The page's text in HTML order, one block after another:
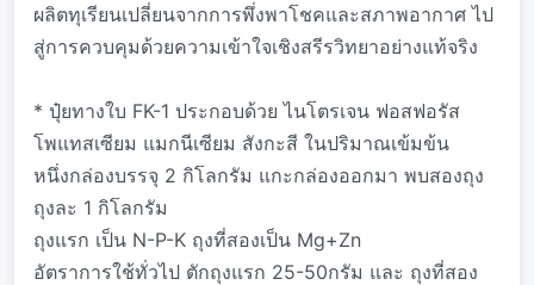
ผลิตทุเรียนเปลี่ยนจากการพึ่งพาโชคและสภาพอากาศ ไป
สู่การควบคุมด้วยความเข้าใจเชิงสรีรวิทยาอย่างแท้จริง
* ปุ๋ยทางใบ FK-1 ประกอบด้วย ไนโตรเจน ฟอสฟอรัส
โพแทสเซียม แมกนีเซียม สังกะสี ในปริมาณเข้มข้น
หนึ่งกล่องบรรจุ 2 กิโลกรัม แกะกล่องออกมา พบสองถุง
ถุงละ 1 กิโลกรัม
ถุงแรก เป็น N-P-K ถุงที่สองเป็น Mg+Zn
อัตราการใช้ทั่วไป ตักถุงแรก 25-50กรัม และ ถุงที่สอง